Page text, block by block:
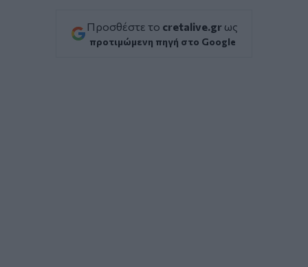
Προσθέστε το cretalive.gr ως
προτιμώμενη πηγή στο Google